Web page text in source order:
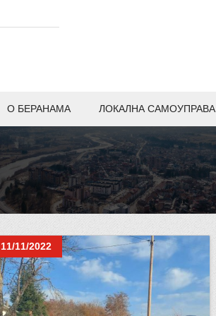
O БЕРАНАМА ЛОКАЛНА САМОУПРАВА
11/11/2022